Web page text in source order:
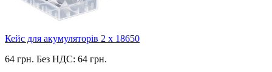
Кейс для акумуляторів 2 х 18650
64 грн. Без НДС: 64 грн.